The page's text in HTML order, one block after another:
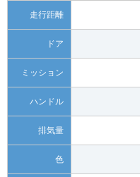
走行距離
ドア
ミッション
ハンドル
排気量
色